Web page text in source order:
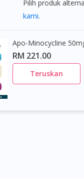
Pilih produk
kami.
Apo-Minocycline
RM 221.00
Teruskan